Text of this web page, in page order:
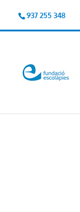
937 255 348